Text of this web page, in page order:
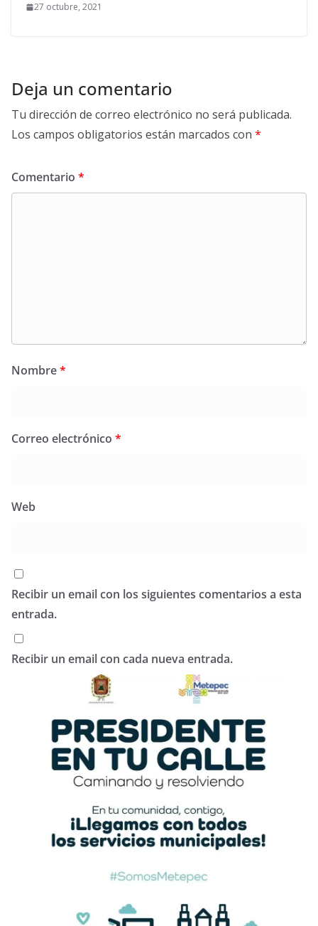
27 octubre, 2021
Deja un comentario
Tu dirección de correo electrónico no será publicada.
Los campos obligatorios están marcados con *
Comentario *
Nombre*
Correo electrónico *
Web
Recibir un email con los siguientes comentarios a esta
entrada.
Recibir un email con cada nueva entrada.